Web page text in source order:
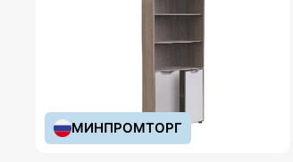
МИНПРОМТОРГ